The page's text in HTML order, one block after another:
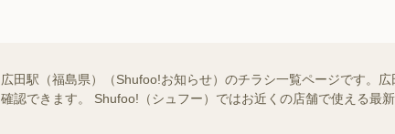
広田駅（福島県）（Shufoo!お知らせ）のチラシ一覧ページです。
確認できます。 Shufoo!（シュフー）ではお近くの店舗で使える最